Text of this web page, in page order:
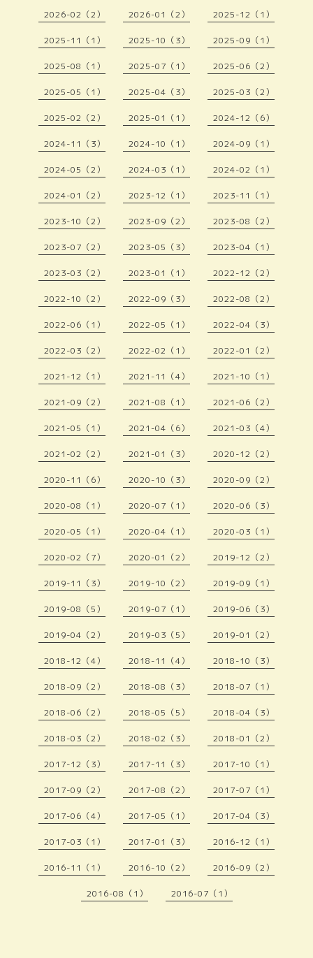
2026-02（2） 2026-01（2） 2025-12（1）
2025-11（1） 2025-10（3） 2025-09（1）
2025-08（1） 2025-07（1） 2025-06（2）
2025-05（1） 2025-04（3） 2025-03（2）
2025-02（2） 2025-01（1） 2024-12（6）
2024-11（3） 2024-10（1） 2024-09（1）
2024-05（2） 2024-03（1） 2024-02（1）
2024-01（2） 2023-12（1） 2023-11（1）
2023-10（2） 2023-09（2） 2023-08（2）
2023-07（2） 2023-05（3） 2023-04（1）
2023-03（2） 2023-01（1） 2022-12（2）
2022-10（2） 2022-09（3） 2022-08（2）
2022-06（1） 2022-05（1） 2022-04（3）
2022-03（2） 2022-02（1） 2022-01（2）
2021-12（1） 2021-11（4） 2021-10（1）
2021-09（2） 2021-08（1） 2021-06（2）
2021-05（1） 2021-04（6） 2021-03（4）
2021-02（2） 2021-01（3） 2020-12（2）
2020-11（6） 2020-10（3） 2020-09（2）
2020-08（1） 2020-07（1） 2020-06（3）
2020-05（1） 2020-04（1） 2020-03（1）
2020-02（7） 2020-01（2） 2019-12（2）
2019-11（3） 2019-10（2） 2019-09（1）
2019-08（5） 2019-07（1） 2019-06（3）
2019-04（2） 2019-03（5） 2019-01（2）
2018-12（4） 2018-11（4） 2018-10（3）
2018-09（2） 2018-08（3） 2018-07（1）
2018-06（2） 2018-05（5） 2018-04（3）
2018-03（2） 2018-02（3） 2018-01（2）
2017-12（3） 2017-11（3） 2017-10（1）
2017-09（2） 2017-08（2） 2017-07（1）
2017-06（4） 2017-05（1） 2017-04（3）
2017-03（1） 2017-01（3） 2016-12（1）
2016-11（1） 2016-10（2） 2016-09（2）
2016-08（1） 2016-07（1）